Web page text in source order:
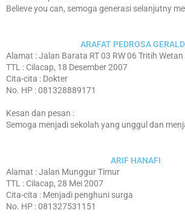
Believe you can, semoga generasi selanjutny
ARAFAT PEDROSA
Alamat : Jalan Barata RT 03 RW 06 Tritih Wetan
TTL : Cilacap, 18 Desember 2007
Cita-cita : Dokter
No. HP : 081328889171
Kesan dan pesan :
Semoga menjadi sekolah yang unggul dan
ARIF HANAFI
Alamat : Jalan Munggur Timur
TTL : Cilacap, 28 Mei 2007
Cita-cita : Menjadi penghuni surga
No. HP : 081327531151